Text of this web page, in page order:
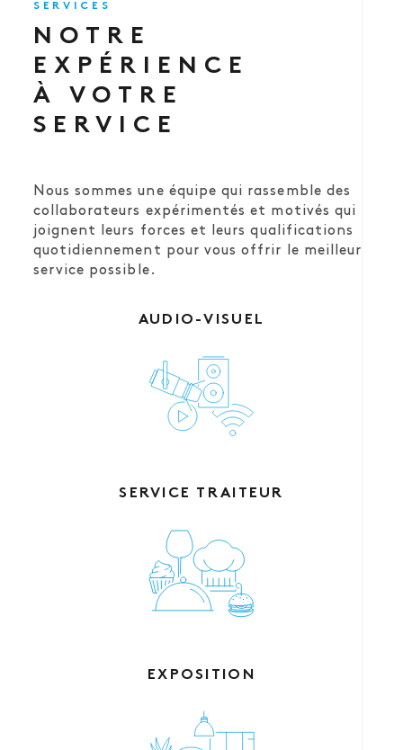
SERVICES
NOTRE
EXPÉRIENCE
À VOTRE
SERVICE
Nous sommes une équipe qui rassemble des
collaborateurs expérimentés et motivés qui
joignent leurs forces et leurs qualifications
quotidiennement pour vous offrir le meilleur
service possible.
AUDIO-VISUEL
SERVICE TRAITEUR
EXPOSITION